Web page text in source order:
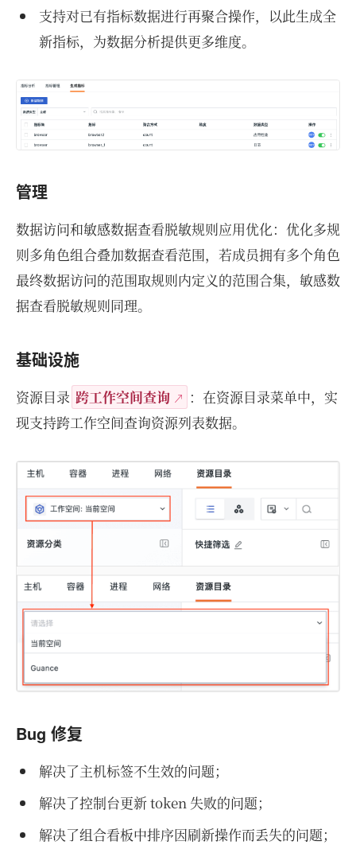
支持对已有指标数据进行再聚合操作，以此生成全
新指标，为数据分析提供更多维度。
管理
数据访问和敏感数据查看脱敏规则应用优化：优化多规
则多角色组合叠加数据查看范围，若成员拥有多个角色
最终数据访问的范围取规则内定义的范围合集，敏感数
据查看脱敏规则同理。
基础设施
资源目录 跨工作空间查询
：在资源目录菜单中，实
现支持跨工作空间查询资源列表数据。
Bug 修复
解决了主机标签不生效的问题；
解决了控制台更新 token 失败的问题；
解决了组合看板中排序因刷新操作而丢失的问题；